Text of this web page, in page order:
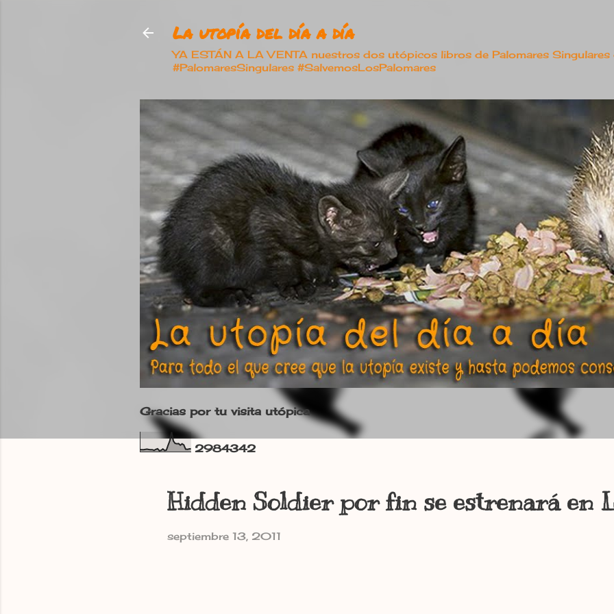
La utopía del día a día
YA ESTÁN A LA VENTA nuestros dos utópicos libros de Palomares Singulares
#PalomaresSingulares #SalvemosLosPalomares
Gracias por tu visita utópica
2984342
Hidden Soldier por fin se estrenará en
septiembre 13, 2011